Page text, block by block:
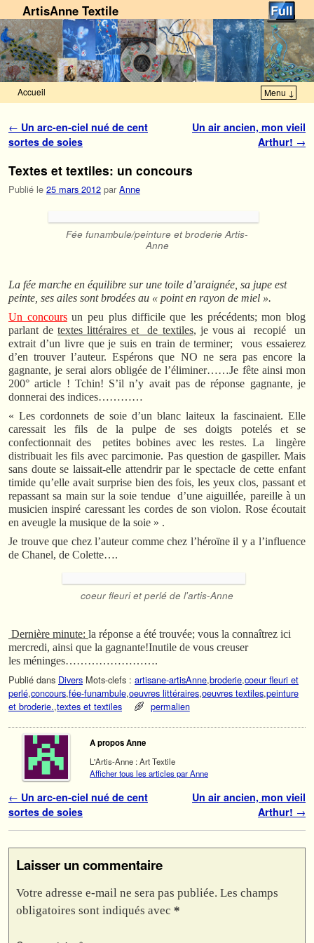
ArtisAnne Textile
Accueil Menu ↓
Navigation des articles
← Un arc-en-ciel nué de cent
sortes de soies
Un air ancien, mon vieil
Arthur! →
Textes et textiles: un concours
Publié le 25 mars 2012 par Anne
Fée funambule/peinture et broderie Artis-
Anne
La fée marche en équilibre sur une toile d’araignée, sa jupe est
peinte, ses ailes sont brodées au « point en rayon de miel ».
Un concoursun peu plus difficile que les précédents; mon blog
parlant detextes littéraires et de textiles, je vous ai recopié un
extrait d’un livre que je suis en train de terminer; vous essaierez
d’en trouver l’auteur. Espérons que NO ne sera pas encore la
gagnante, je serai alors obligée de l’éliminer……Je fête ainsi mon
200° article ! Tchin! S’il n’y avait pas de réponse gagnante, je
donnerai des indices…………
« Les cordonnets de soie d’un blanc laiteux la fascinaient. Elle
caressait les fils de la pulpe de ses doigts potelés et se
confectionnait des petites bobines avec les restes. La lingère
distribuait les fils avec parcimonie. Pas question de gaspiller. Mais
sans doute se laissait-elle attendrir par le spectacle de cette enfant
timide qu’elle avait surprise bien des fois, les yeux clos, passant et
repassant sa main sur la soie tendue d’une aiguillée, pareille à un
musicien inspiré caressant les cordes de son violon. Rose écoutait
en aveugle la musique de la soie » .
Je trouve que chez l’auteur comme chez l’héroïne il y a l’influence
de Chanel, de Colette….
coeur fleuri et perlé de l'artis-Anne
Dernière minute: la réponse a été trouvée; vous la connaîtrez ici
mercredi, ainsi que la gagnante!Inutile de vous creuser
les méninges…………………….
Publié dans Divers Mots-clefs : artisane-artisAnne,broderie,coeur fleuri et
perlé,concours,fée-funambule,oeuvres littéraires,oeuvres textiles,peinture
et broderie.,textes et textiles permalien
A propos Anne
L'Artis-Anne : Art Textile
Afficher tous les articles par Anne
Navigation des articles
← Un arc-en-ciel nué de cent
sortes de soies
Un air ancien, mon vieil
Arthur! →
Laisser un commentaire
Votre adresse e-mail ne sera pas publiée. Les champs
obligatoires sont indiqués avec *